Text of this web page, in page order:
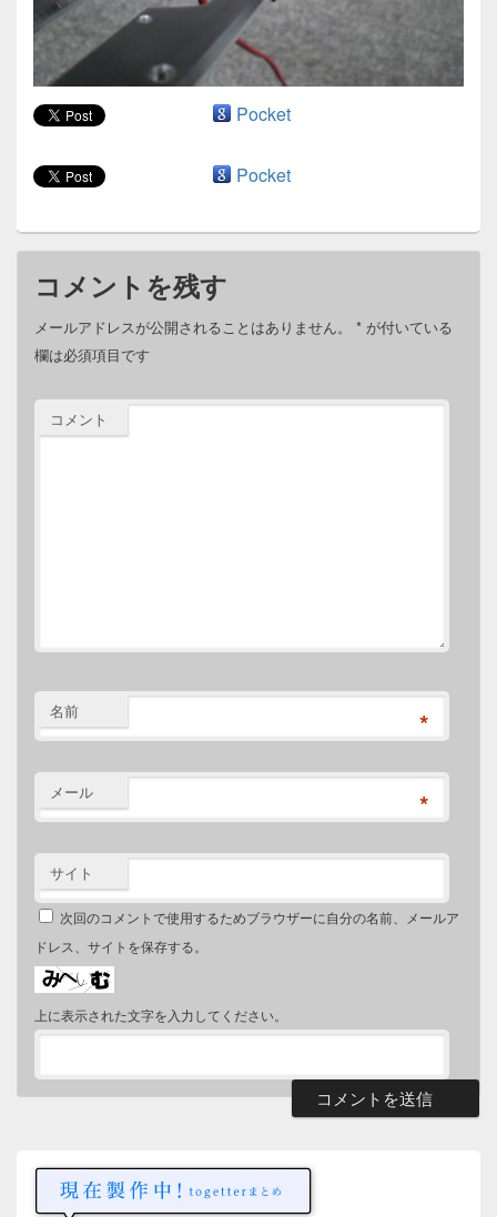
Pocket
Pocket
コメントを残す
メールアドレスが公開されることはありません。 * が付いている
欄は必須項目です
コメント
名前 *
メール *
サイト
次回のコメントで使用するためブラウザーに自分の名前、メールア
ドレス、サイトを保存する。
上に表示された文字を入力してください。